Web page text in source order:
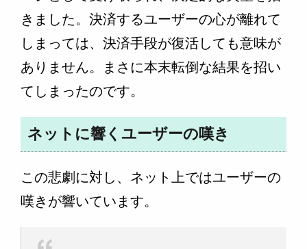
きました。決済するユーザーの心が離れて
しまっては、決済手段が復活しても意味が
ありません。まさに本末転倒な結果を招い
てしまったのです。
ネットに響くユーザーの嘆き
この悲劇に対し、ネット上ではユーザーの
嘆きが響いています。